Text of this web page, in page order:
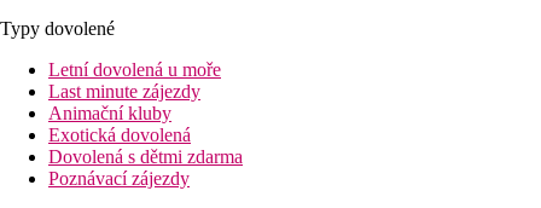
Typy dovolené
Letní dovolená u moře
Last minute zájezdy
Animační kluby
Exotická dovolená
Dovolená s dětmi zdarma
Poznávací zájezdy